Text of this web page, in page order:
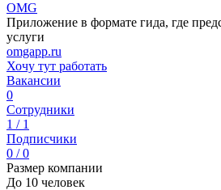
OMG
Приложение в формате гида, где
услуги
omgapp.ru
Хочу тут работать
Вакансии
0
Сотрудники
1 / 1
Подписчики
0 / 0
Размер компании
До 10 человек